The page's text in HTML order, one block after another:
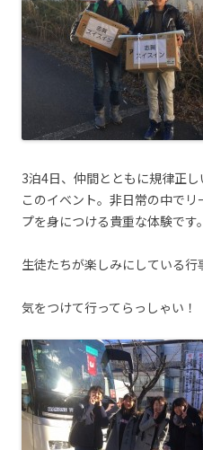
3泊4日、仲間とともに規律正
このイベント。非日常の中で
プを身につける貴重な体験です。
生徒たちが楽しみにしている行
気をつけて行ってらっしゃい！